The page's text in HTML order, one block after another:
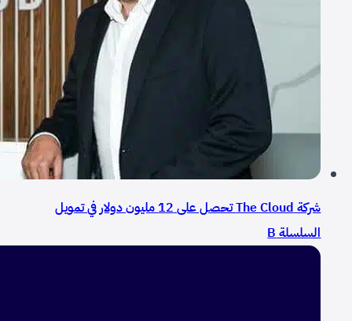
شركة The Cloud تحصل على 12 مليون دولار في تمويل
السلسلة B